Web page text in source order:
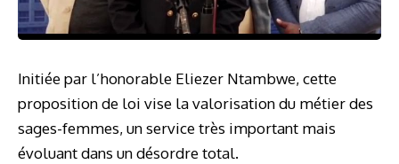
Initiée par l’honorable Eliezer Ntambwe, cette
proposition de loi vise la valorisation du métier des
sages-femmes, un service très important mais
évoluant dans un désordre total.